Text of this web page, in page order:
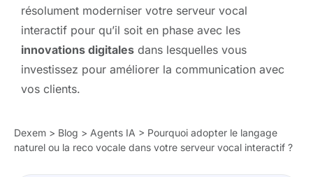
résolument moderniser votre serveur vocal
interactif pour qu’il soit en phase avec les
innovations digitales dans lesquelles vous
investissez pour améliorer la communication avec
vos clients.
Dexem > Blog > Agents IA > Pourquoi adopter le langage
naturel ou la reco vocale dans votre serveur vocal interactif ?